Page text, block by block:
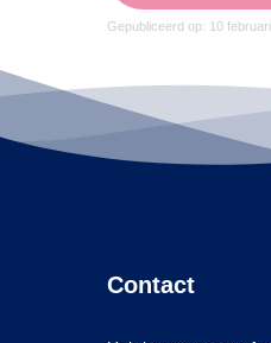
Gepubliceerd op: 10
Contact